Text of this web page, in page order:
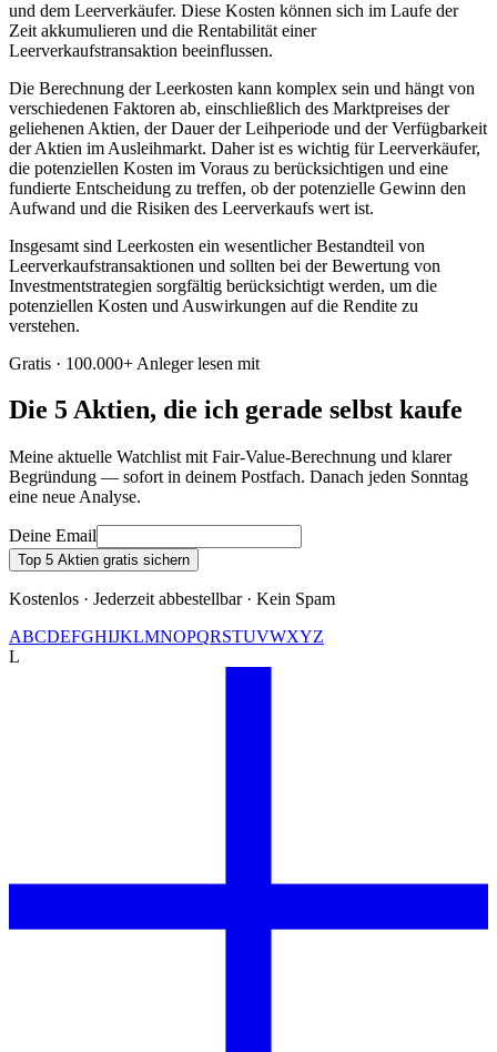
und dem Leerverkäufer. Diese Kosten können sich im Laufe der
Zeit akkumulieren und die Rentabilität einer
Leerverkaufstransaktion beeinflussen.
Die Berechnung der Leerkosten kann komplex sein und hängt von
verschiedenen Faktoren ab, einschließlich des Marktpreises der
geliehenen Aktien, der Dauer der Leihperiode und der Verfügbarkeit
der Aktien im Ausleihmarkt. Daher ist es wichtig für Leerverkäufer,
die potenziellen Kosten im Voraus zu berücksichtigen und eine
fundierte Entscheidung zu treffen, ob der potenzielle Gewinn den
Aufwand und die Risiken des Leerverkaufs wert ist.
Insgesamt sind Leerkosten ein wesentlicher Bestandteil von
Leerverkaufstransaktionen und sollten bei der Bewertung von
Investmentstrategien sorgfältig berücksichtigt werden, um die
potenziellen Kosten und Auswirkungen auf die Rendite zu
verstehen.
Gratis · 100.000+ Anleger lesen mit
Die 5 Aktien, die ich gerade selbst kaufe
Meine aktuelle Watchlist mit Fair-Value-Berechnung und klarer
Begründung — sofort in deinem Postfach. Danach jeden Sonntag
eine neue Analyse.
Deine Email
Top 5 Aktien gratis sichern
Kostenlos · Jederzeit abbestellbar · Kein Spam
ABCDEFGHIJKLMNOPQRSTUVWXYZ
L